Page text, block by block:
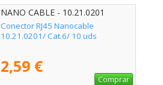
NANO CABLE - 10.21.0201
Conector RJ45 Nanocable
10.21.0201/ Cat.6/ 10 uds
2,59 €
Comprar